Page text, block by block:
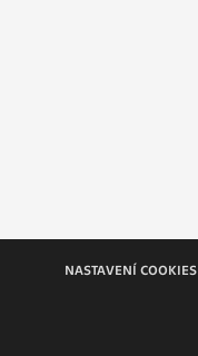
podle
nám s
NASTAVENÍ COOKIES